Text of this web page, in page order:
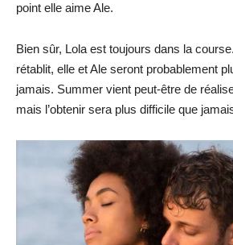
point elle aime Ale.
Bien sûr, Lola est toujours dans la
rétablit, elle et Ale seront probablement
jamais. Summer vient peut-être de
mais l’obtenir sera plus difficile que